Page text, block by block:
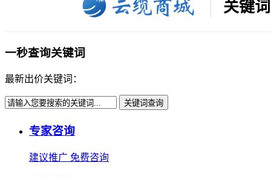
关键
一秒查询关键词
最新出价关键词：
关键词查询
专家咨询
建议推广 免费咨询